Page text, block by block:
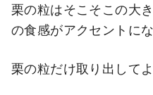
栗の粒はそこそこの大
の食感がアクセントに
栗の粒だけ取り出して